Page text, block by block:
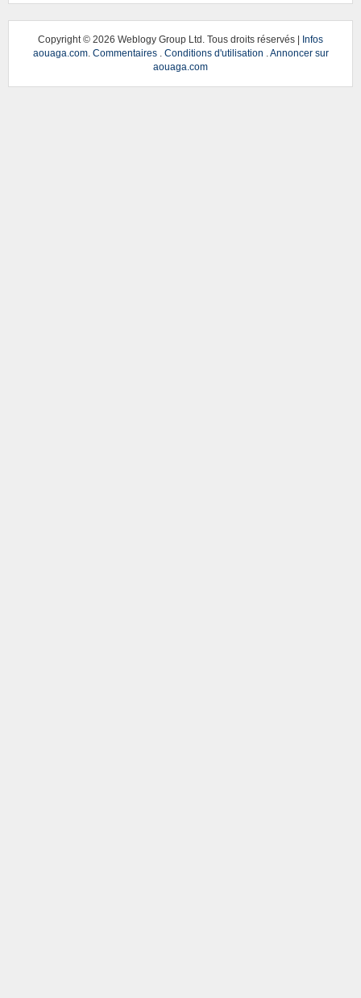
Copyright © 2026 Weblogy Group Ltd. Tous droits réservés |
Infos
aouaga.com. Commentaires. Conditions d'utilisation .Annoncer sur
aouaga.com